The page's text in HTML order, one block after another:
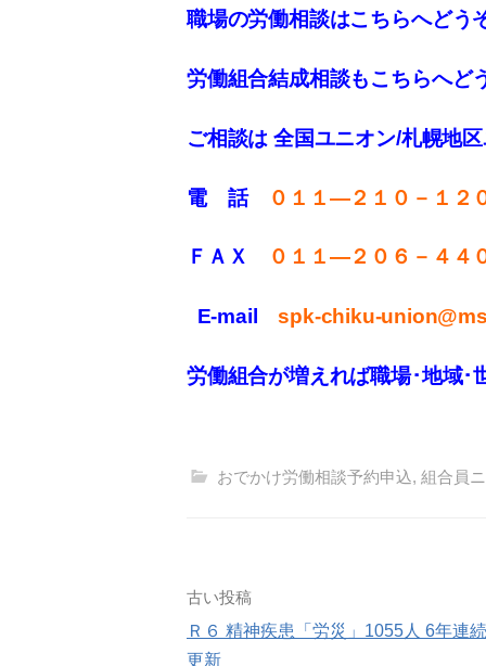
職場の労働相談はこちらへどう
労働組合結成相談もこちらへど
ご相談は 全国ユニオン/札幌地
電 話 ０１１—２１０－１２
ＦＡＸ ０１１—２０６－４４
E-mailspk-chiku-
労働組合が増えれば職場･地域･
おでかけ労働相談予約申込, 組合員
投
稿
古い投稿
Ｒ６ 精神疾患「労災」1055人 6年連
更新